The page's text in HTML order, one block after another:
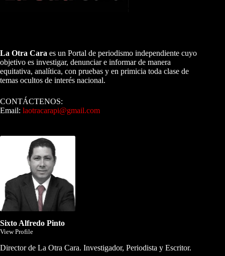
La Otra Cara es un Portal de periodismo independiente cuyo
objetivo es investigar, denunciar e informar de manera
equitativa, analítica, con pruebas y en primicia toda clase de
temas ocultos de interés nacional.
CONTÁCTENOS:
Email: laotracarapi@gmail.com
Sixto Alfredo Pinto
View Profile
Director de La Otra Cara. Investigador, Periodista y Escritor.